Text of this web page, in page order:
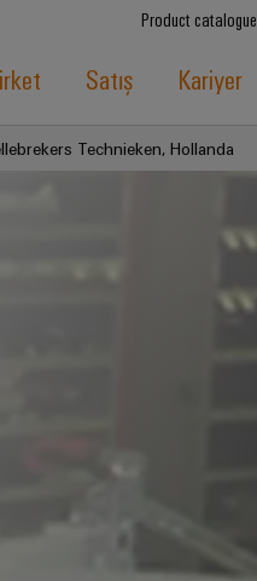
Product catalogue
Satış Kariyer
Technieken, Hollanda